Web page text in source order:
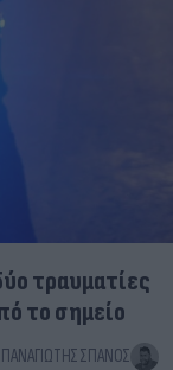
τραυματίες
το σημείο
ΠΑΝΑΓΙΏΤΗΣ ΣΠΑΝΌΣ